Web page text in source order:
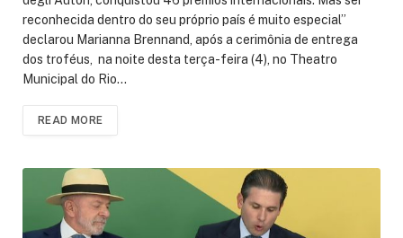
reconhecida dentro do seu próprio país é muito especial”
declarou Marianna Brennand, após a cerimônia de entrega
dos troféus, na noite desta terça-feira (4), no Theatro
Municipal do Rio…
READ MORE